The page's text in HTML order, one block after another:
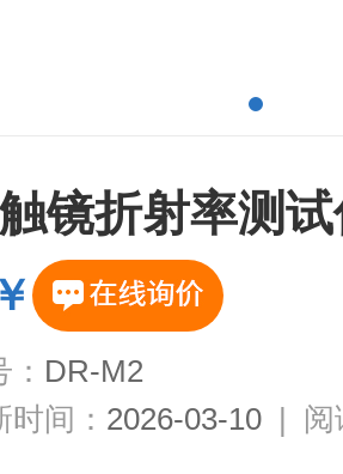
镜折射率测
￥
DR-M2
时间： 2026-03-10 | 阅